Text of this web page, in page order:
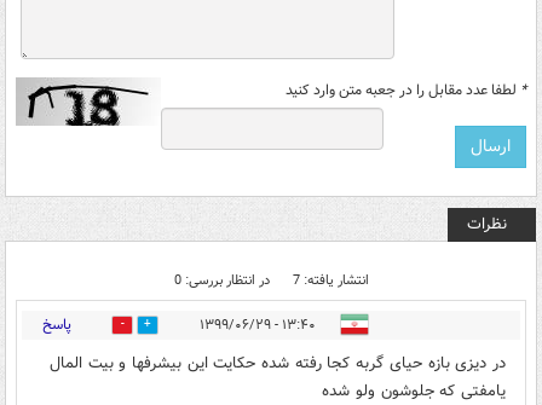
* لطفا عدد مقابل را در جعبه متن وارد کنید
نظرات
انتشار یافته: 7 در انتظار بررسی: 0
۱۳:۴۰ - ۱۳۹۹/۰۶/۲۹ 7 پاسخ
در دیزی بازه حیای گربه کجا رفته شده حکایت این بیشرفها و بیت المال
یامفتی که جلوشون ولو شده